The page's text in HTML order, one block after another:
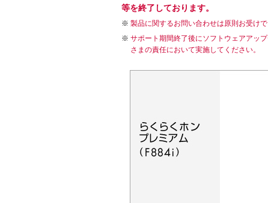
等を終了しております。
製品に関するお問い合わせは原則お受け
サポート期間終了後にソフトウェアアッ
さまの責任において実施してください。